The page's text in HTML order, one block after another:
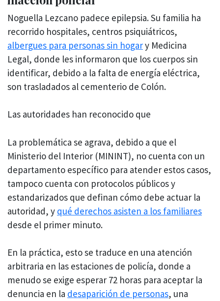
Noguella Lezcano padece epilepsia. Su familia ha
recorrido hospitales, centros psiquiátricos,
albergues para personas sin hogary Medicina
Legal, donde les informaron que los cuerpos sin
identificar, debido a la falta de energía eléctrica,
son trasladados al cementerio de Colón.
Las autoridades han reconocido que
La problemática se agrava, debido a que el
Ministerio del Interior (MININT), no cuenta con un
departamento específico para atender estos casos,
tampoco cuenta con protocolos públicos y
estandarizados que definan cómo debe actuar la
autoridad, y qué derechos asisten a los familiares
desde el primer minuto.
En la práctica, esto se traduce en una atención
arbitraria en las estaciones de policía, donde a
menudo se exige esperar 72 horas para aceptar la
denuncia en la desaparición de personas, una